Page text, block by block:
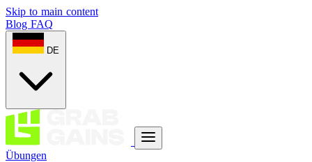
Skip to main content
Blog FAQ
DE
Übungen